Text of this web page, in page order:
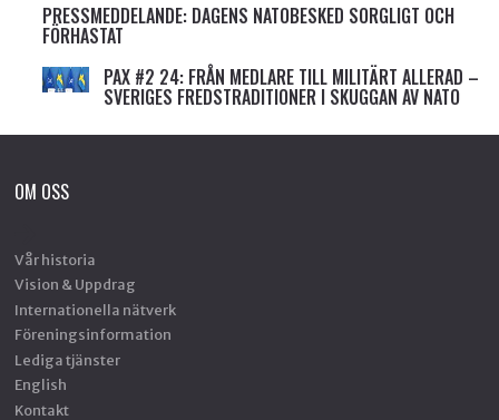
PRESSMEDDELANDE: DAGENS NATOBESKED SORGLIGT OCH
FÖRHASTAT
PAX #2 24: FRÅN MEDLARE TILL MILITÄRT ALLERAD –
SVERIGES FREDSTRADITIONER I SKUGGAN AV NATO
OM OSS
Vår historia
Vision & Uppdrag
Internationella nätverk
Föreningsinformation
Lediga tjänster
English
Kontakt